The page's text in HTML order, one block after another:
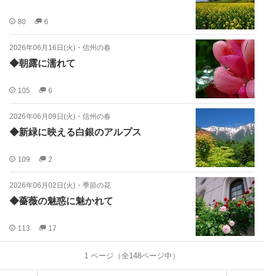
80 6
2026年06月16日(火) ・ 信州の春
◆朝露に濡れて
105 6
2026年06月09日(火) ・ 信州の春
◆新緑に映える白銀のアルプス
109 2
2026年06月02日(火) ・ 季節の花
◆薔薇の魅惑に魅かれて
113 17
1 ページ（全148ページ中）